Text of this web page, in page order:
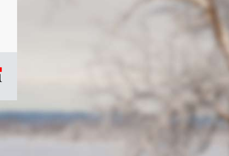
/
du
gouvernement
du